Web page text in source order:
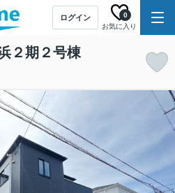
ログイン
お気に入り
0
２期２号棟